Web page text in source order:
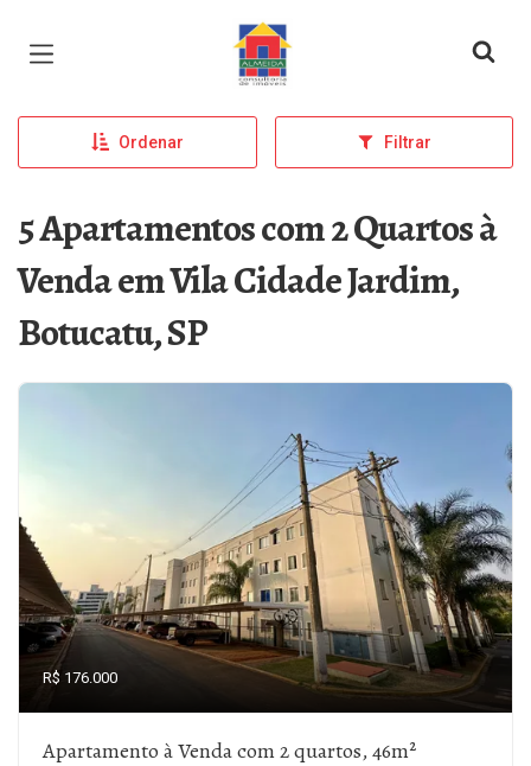
Página inicial
Ordenar Filtrar
5 Apartamentos com 2 Quartos à
Venda em Vila Cidade Jardim,
Botucatu, SP
R$ 176.000
Apartamento à Venda com 2 quartos, 46m²